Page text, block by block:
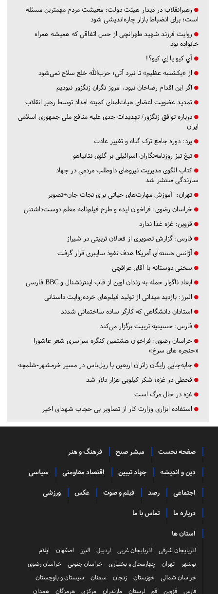
رهبرانقلاب در دیدار هیئت دولت: معیشت مردم مهمترین مسئله
است؛ برای انضباط بازار چاره‌اندیشی شود
روایت فرزند شهید طهرانچی از حس اتفاقی که همیشه همراه
خانواده بود
آي كيو يا اِي كيو؟!
از «یکشنبه عظیم» تا نبرد آتی؛ حزب‌الله خلع سلاح نمی‌شود
اگر این اقدام رضاخان نبود، امروز نگران زنگزور نبودیم
تمدید عضویت اعضای هیات‌امنای کمیته امداد توسط رهبر انقلاب
درباره توافق زنگزور/ تهدیدات جدی علیه منافع ملی جمهوری اسلامی
ایران
یزد: دوره جامع ترک گناه و تغییر عادت
تیغ تیز روزنامه‌نگاران اسرائیلی بر گلوی نتانیاهو
کتاب الگوی مدیریت نیروهای داوطلب مردمی در جهاد
سازندگی منتشر شد
تهران: آموزش مهارت‌های حیاتی برای نجات جان+تصویر
خراسان رضوی: فراخوان ایده و طرح فیلم‌نامه معلم دوست‌داشتنی
قزوین: غزه غذا ندارد
فارس: گزارش تصویری از فعالان تربیتی در شیراز
آژانس هسته‌ای آمریکا هدف نفوذ سایبری قرار گرفت
سخنی دوستانه با آقای عراقچی
ابعاد ناگوار حمله به زندان اوین از قاب اینترنشنال و BBC فارسی
البرز: بازدید میدانی از تولید فیلم‌های خرده‌روایت داستانی
استادان دانشگاهی که کارگر ساده ساختمانی شدند
فارس: حسینیه تربیت برگزار می‌کند
خراسان رضوی: فراخوان هشتمین کنگره سراسری شعر عاشورا
«حنجره های سرخ»
جابه‌جایی رایگان زائران اربعین با ریل‌باس در مسیر خرمشهر-شلمچه
قحطی در غزه؛ شکر کیلویی هزار دلار شد
غزه در حال مرگ است
استفاده ابزاری وزارت کار از تصاویر بی حجاب شهدای اخیر
صفحه نخست مبشر صبح فرهنگ و هنر
دین و اندیشه جهاد تبیین اقتصاد مقاومتی سیاسی
اجتماعی رصد فیلم و صوت عکس ورزشی
درباره ما تماس با ما
استان ها
آذربایجان شرقی آذربایجان غربی اردبیل البرز اصفهان
ایلام
بوشهر
تهران چهارمحال و بختیاری خراسان جنوبی
خراسان رضوی
خراسان شمالی
خوزستان زنجان سمنان
سیستان و بلوچستان
فارس
قزوین قم لرستان مازندران مرکزی هرمزگان همدان